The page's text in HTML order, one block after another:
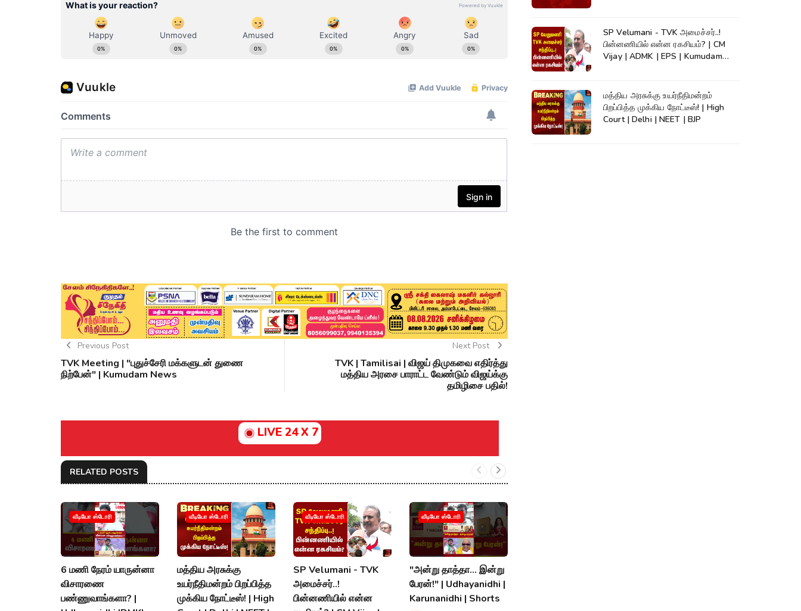
Previous Post
TVK Meeting | "புதுச்சேரி மக்களுடன் துணை
நிற்பேன்" | Kumudam News
Next Post
TVK | Tamilisai | விஜய் திமுகவை எதிர்த்து
மத்திய அரசை பாராட்ட வேண்டும் விஜய்க்கு
தமிழிசை பதில்!
LIVE 24 X 7
RELATED POSTS
வீடியோ ஸ்டோரி
6 மணி நேரம் யாருன்னா
விசாரணை
பண்ணுவாங்களா? |
வீடியோ ஸ்டோரி
மத்திய அரசுக்கு
உயர்நீதிமன்றம் பிறப்பித்த
முக்கிய நோட்டீஸ்! | High
வீடியோ ஸ்டோரி
SP Velumani - TVK
அமைச்சர்..!
பின்னணியில் என்ன
வீடியோ ஸ்டோரி
"அன்று தாத்தா... இன்று
பேரன்!" | Udhayanidhi |
Karunanidhi | Shorts
SP Velumani - TVK அமைச்சர்..!
பின்னணியில் என்ன ரகசியம்? | CM
Vijay | ADMK | EPS | Kumudam
மத்திய அரசுக்கு உயர்நீதிமன்றம்
பிறப்பித்த முக்கிய நோட்டீஸ்! | High
Court | Delhi | NEET | BJP